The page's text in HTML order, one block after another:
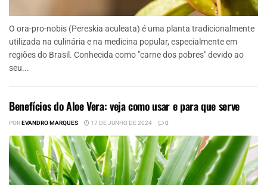
O ora-pro-nobis (Pereskia aculeata) é uma planta tradicionalmente
utilizada na culinária e na medicina popular, especialmente em
regiões do Brasil. Conhecida como "carne dos pobres" devido ao
seu...
Benefícios do Aloe Vera: veja como usar e para que serve
POREVANDRO MARQUES 17 DE JUNHO DE 2024 0